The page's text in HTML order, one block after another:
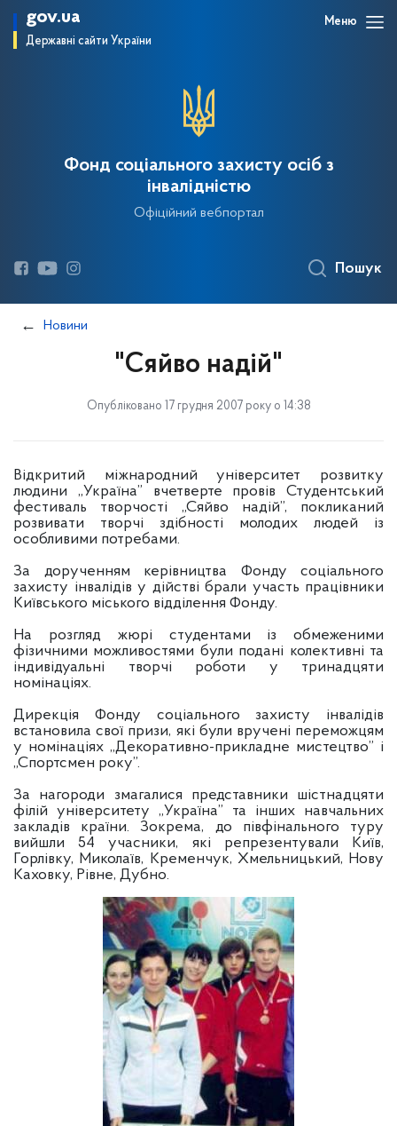
gov.ua
Державні сайти України
Меню
Фонд соціального захисту осіб з
інвалідністю
Офіційний вебпортал
Пошук
Новини
"Сяйво надій"
Опубліковано 17 грудня 2007 року о 14:38
Відкритий міжнародний університет розвитку
людини „Україна” вчетверте провів Студентський
фестиваль творчості „Сяйво надій”, покликаний
розвивати творчі здібності молодих людей із
особливими потребами.
За дорученням керівництва Фонду соціального
захисту інвалідів у дійстві брали участь працівники
Київського міського відділення Фонду.
На розгляд жюрі студентами із обмеженими
фізичними можливостями були подані колективні та
індивідуальні творчі роботи у тринадцяти
номінаціях.
Дирекція Фонду соціального захисту інвалідів
встановила свої призи, які були вручені переможцям
у номінаціях „Декоративно-прикладне мистецтво” і
„Спортсмен року”.
За нагороди змагалися представники шістнадцяти
філій університету „Україна” та інших навчальних
закладів країни. Зокрема, до півфінального туру
вийшли 54 учасники, які репрезентували Київ,
Горлівку, Миколаїв, Кременчук, Хмельницький, Нову
Каховку, Рівне, Дубно.